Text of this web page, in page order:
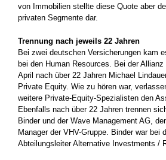
von Immobilien stellte diese Quote aber
privaten Segmente dar.
Trennung nach jeweils 22 Jahren
Bei zwei deutschen Versicherungen kam
bei den Human Resources. Bei der
April nach über 22 Jahren Michael
Private Equity. Wie zu hören war,
weitere Private-Equity-Spezialisten den
Ebenfalls nach über 22 Jahren trennen
Binder und der Wave Management AG,
Manager der VHV-Gruppe. Binder war bei
Abteilungsleiter Alternative Investments /